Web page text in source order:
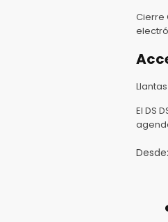
Cierre
El DS